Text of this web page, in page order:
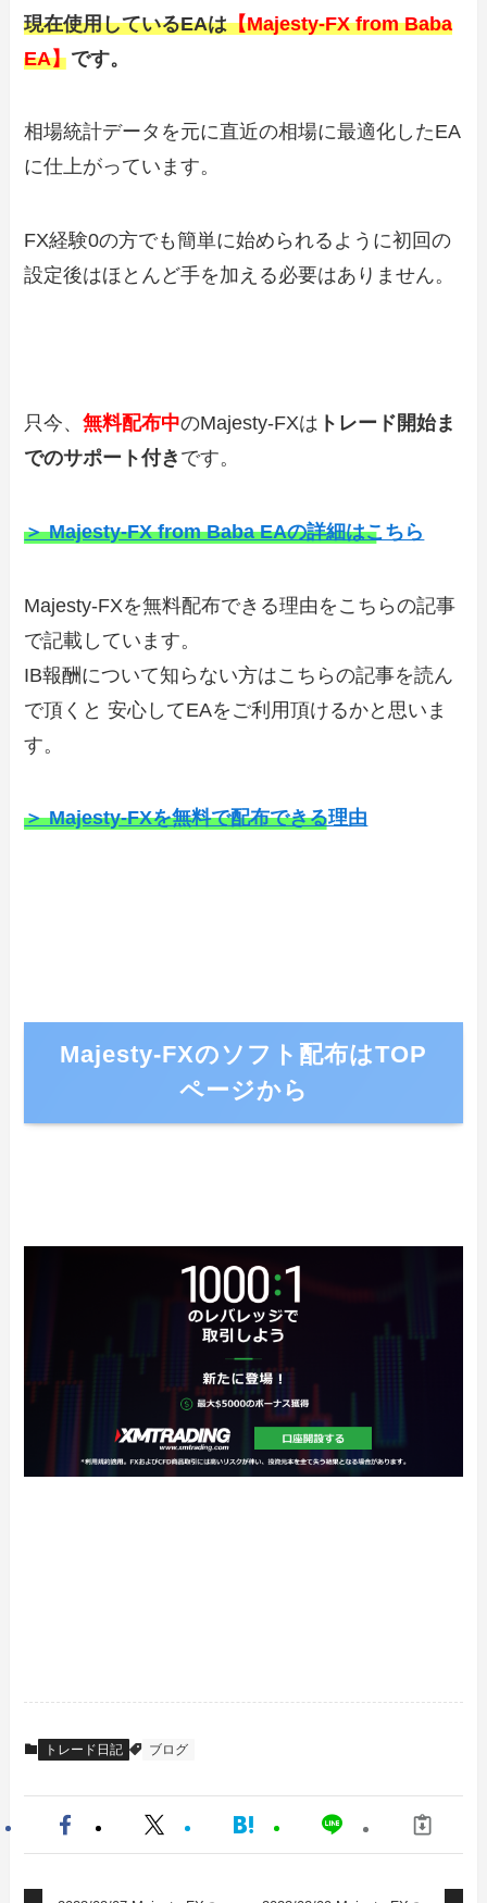
現在使用しているEAは【Majesty-FX from Baba
EA】 です。
相場統計データを元に直近の相場に最適化したEA
に仕上がっています。
FX経験0の方でも簡単に始められるように初回の
設定後はほとんど手を加える必要はありません。
只今、無料配布中のMajesty-FXは トレード開始ま
でのサポート付き です。
＞ Majesty-FX from Baba EAの詳細はこちら
Majesty-FXを無料配布できる理由をこちらの記事
で記載しています。
IB報酬について知らない方はこちらの記事を読ん
で頂くと 安心してEAをご利用頂けるかと思いま
す。
＞ Majesty-FXを無料で配布できる理由
Majesty-FXのソフト配布はTOP
ページから
トレード日記 ブログ